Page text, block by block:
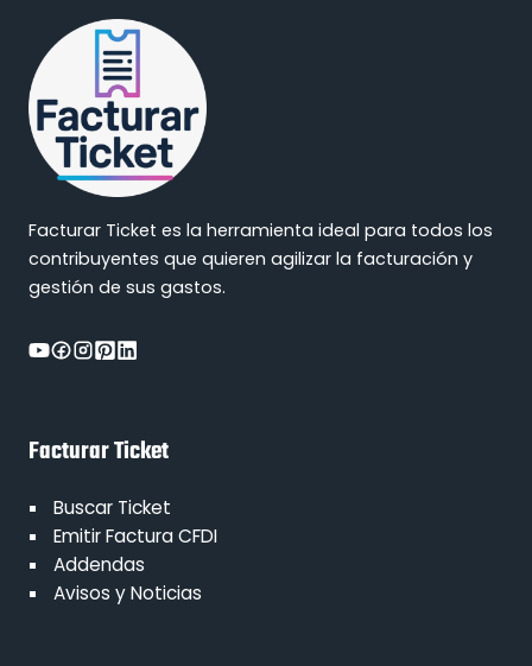
Facturar Ticket es la herramienta ideal para todos los
contribuyentes que quieren agilizar la facturación y
gestión de sus gastos.
Facturar Ticket
Buscar Ticket
Emitir Factura CFDI
Addendas
Avisos y Noticias